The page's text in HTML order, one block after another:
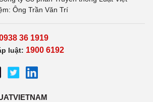
Ông Trần Văn Trí
36 1919
luật: 1900 6192